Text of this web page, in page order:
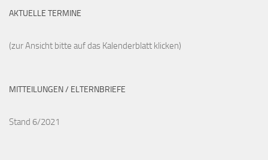
AKTUELLE TERMINE
(zur Ansicht bitte auf das Kalenderblatt klicken)
MITTEILUNGEN / ELTERNBRIEFE
Stand 6/2021